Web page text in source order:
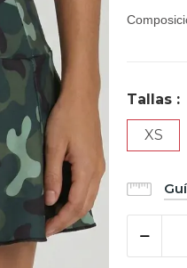
Tallas :
XS